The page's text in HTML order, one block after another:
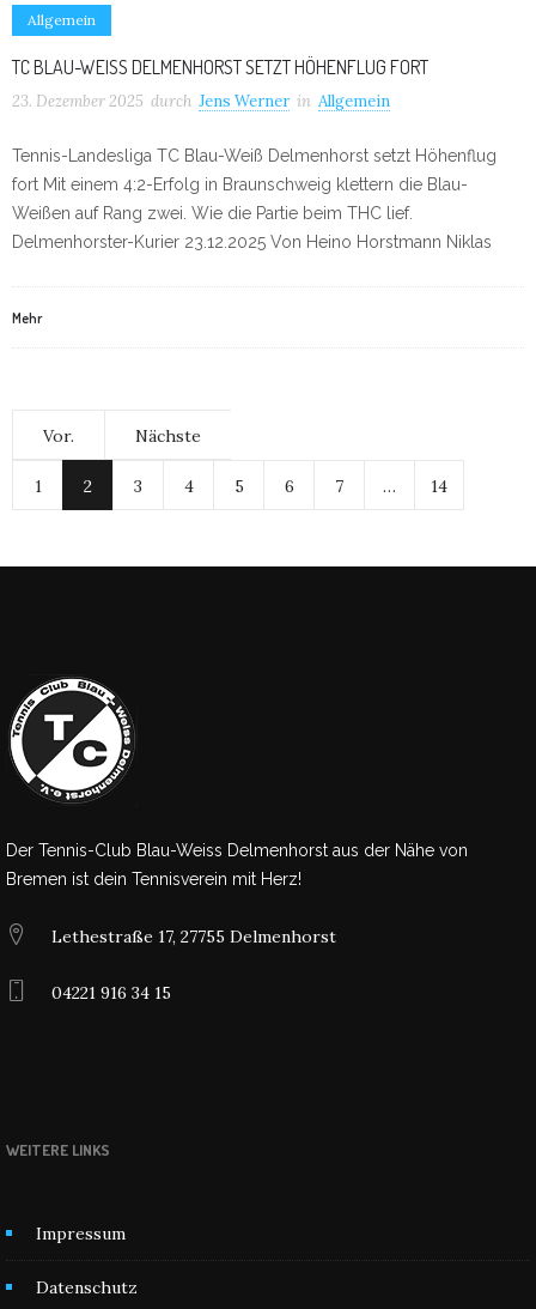
Allgemein
TC BLAU-WEISS DELMENHORST SETZT HÖHENFLUG FORT
23. Dezember 2025 durch Jens Werner in Allgemein
Tennis-Landesliga TC Blau-Weiß Delmenhorst setzt Höhenflug
fort Mit einem 4:2-Erfolg in Braunschweig klettern die Blau-
Weißen auf Rang zwei. Wie die Partie beim THC lief.
Delmenhorster-Kurier 23.12.2025 Von Heino Horstmann Niklas
Mehr
Vor. Nächste
1 2 3 4 5 6 7 … 14
Der Tennis-Club Blau-Weiss Delmenhorst aus der Nähe von
Bremen ist dein Tennisverein mit Herz!
Lethestraße 17, 27755 Delmenhorst
04221 916 34 15
WEITERE LINKS
Impressum
Datenschutz